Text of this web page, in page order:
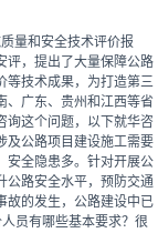
量和安全技术评价报
评，提出了大量保障公路
等技术成果，为打造第三
、广东、贵州和江西等省
询这个问题，以下就华咨
及公路项目建设施工需要
安全隐患多。针对开展公
公路安全水平，预防交通
故的发生，公路建设中已
员有哪些基本要求？很